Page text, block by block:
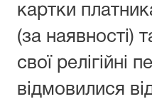
картки
(за наявності)
свої
відмовилися